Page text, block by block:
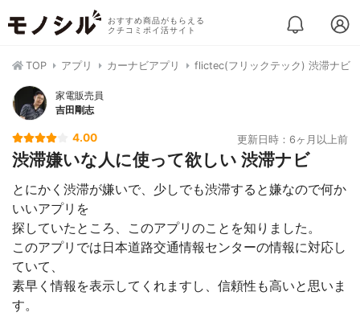
おすすめ商品がもらえる
クチコミポイ活サイト
TOP アプリ カーナビアプリ flictec(フリックテック) 渋滞ナビ
家電販売員
吉田剛志
4.00 更新日時：6ヶ月以上前
渋滞嫌いな人に使って欲しい 渋滞ナビ
とにかく渋滞が嫌いで、少しでも渋滞すると嫌なので何か
いいアプリを
探していたところ、このアプリのことを知りました。
このアプリでは日本道路交通情報センターの情報に対応し
ていて、
素早く情報を表示してくれますし、信頼性も高いと思いま
す。